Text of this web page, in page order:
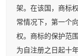
架。在该国，商标
常情况下，第一个
权。商标的保护范
为自注册之日起十